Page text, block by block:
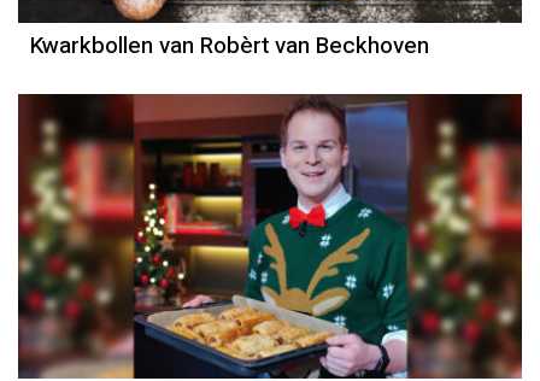
Kwarkbollen van Robèrt van Beckhoven
Recept
Cas Wolters